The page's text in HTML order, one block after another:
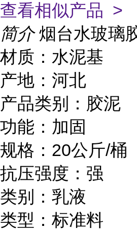
查看相似产品 >
简介 烟台水玻璃
材质：水泥基
产地：河北
产品类别：胶泥
功能：加固
规格：20公斤/桶
抗压强度：强
类别：乳液
类型：标准料